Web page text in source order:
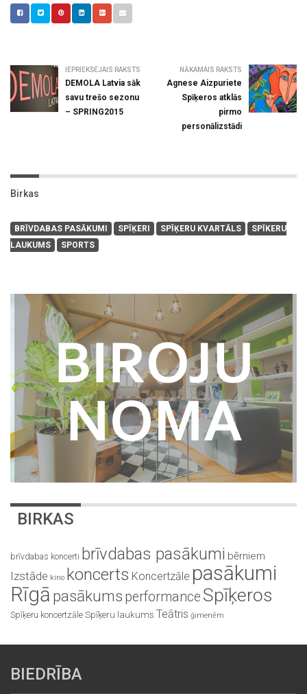
IEPRIEKŠĒJAIS RAKSTS
DEMOLA Latvia sāk
savu trešo sezonu
– SPRING2015
NĀKAMAIS RAKSTS
Agnese Aizpuriete
Spīķeros atklās
pirmo
personālizstādi
Birkas
BRĪVDABAS PASĀKUMI SPĪĶERI SPĪĶERU KVARTĀLS
SPĪKERU
LAUKUMS
SPORTS
BIRKAS
brīvdabas koncerti brīvdabas pasākumi bērniem
Izstāde kino koncerts Koncertzāle pasākumi
Rīgā pasākums performance Spīķeros
Spīķeru koncertzāle Spīķeru laukums Teātris ģimenēm
BIEDRĪBA